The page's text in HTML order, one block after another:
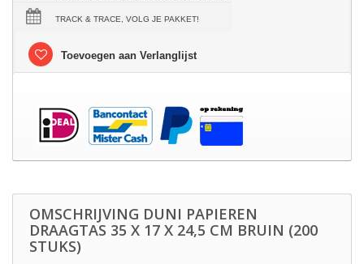
TRACK & TRACE, VOLG JE PAKKET!
Toevoegen aan Verlanglijst
OMSCHRIJVING DUNI PAPIEREN
DRAAGTAS 35 X 17 X 24,5 CM BRUIN (200
STUKS)